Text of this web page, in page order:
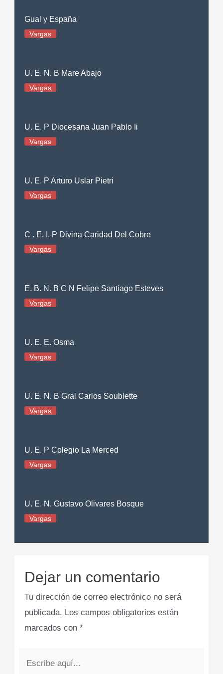
Gual y España
Vargas
U. E. N. B Mare Abajo
Vargas
U. E. P Diocesana Juan Pablo Ii
Vargas
U. E. P Arturo Uslar Pietri
Vargas
C . E. I. P Divina Caridad Del Cobre
Vargas
E. B. N. B C N Felipe Santiago Esteves
Vargas
U. E. E. Osma
Vargas
U. E. N. B Gral Carlos Soublette
Vargas
U. E. P Colegio La Merced
Vargas
U. E. N. Gustavo Olivares Bosque
Vargas
Dejar un comentario
Tu dirección de correo electrónico no será
publicada. Los campos obligatorios están
marcados con*